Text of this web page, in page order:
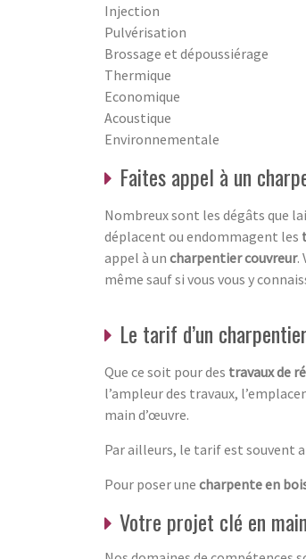
Injection
Pulvérisation
Brossage et dépoussiérage
Thermique
Economique
Acoustique
Environnementale
Faites appel à un
Nombreux sont les dégâts que
déplacent ou endommagent les
appel à un charpentier couvreur.
même sauf si vous vous y
Le tarif d’un
Que ce soit pour des travaux de
l’ampleur des travaux,
main d’œuvre.
Par ailleurs, le tarif est souvent
Pour poser une charpente en
Votre projet clé en main